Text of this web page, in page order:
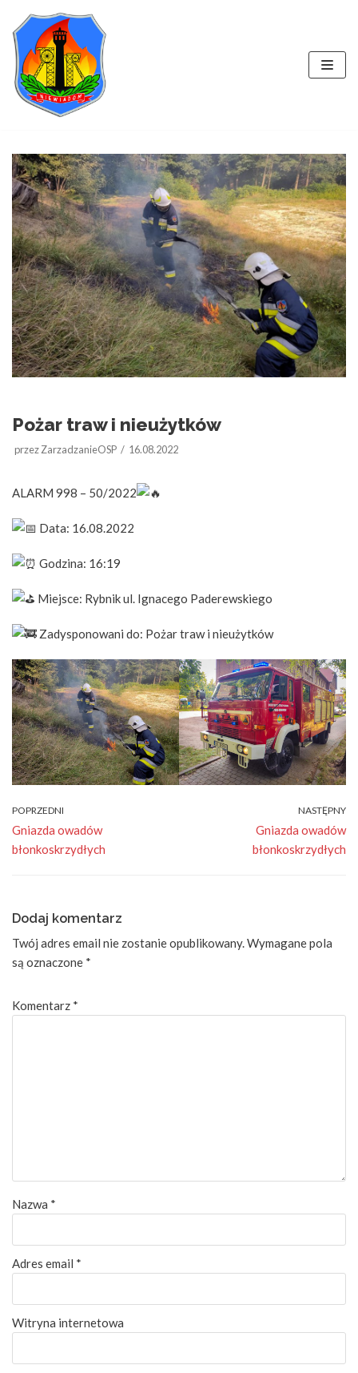
Przejdź
do
treści
Pożar traw i nieużytków
przezZarzadzanieOSP 16.08.2022
ALARM 998 – 50/2022
Data: 16.08.2022
Godzina: 16:19
Miejsce: Rybnik ul. Ignacego Paderewskiego
Zadysponowani do: Pożar traw i nieużytków
POPRZEDNI
Gniazda owadów
błonkoskrzydłych
NASTĘPNY
Gniazda owadów
błonkoskrzydłych
Dodaj komentarz
Twój adres email nie zostanie opublikowany. Wymagane pola
są oznaczone *
Komentarz *
Nazwa *
Adres email *
Witryna internetowa